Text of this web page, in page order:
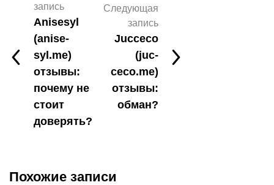
запись
Anisesyl
(anise-
syl.me)
отзывы:
почему не
стоит
доверять?
Следующая
запись
Jucceco
(juc-
ceco.me)
отзывы:
обман?
Похожие записи